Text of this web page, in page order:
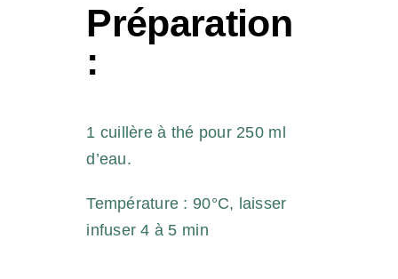
Préparation
:
1 cuillère à thé pour 250 ml
d’eau.
Température : 90°C, laisser
infuser 4 à 5 min